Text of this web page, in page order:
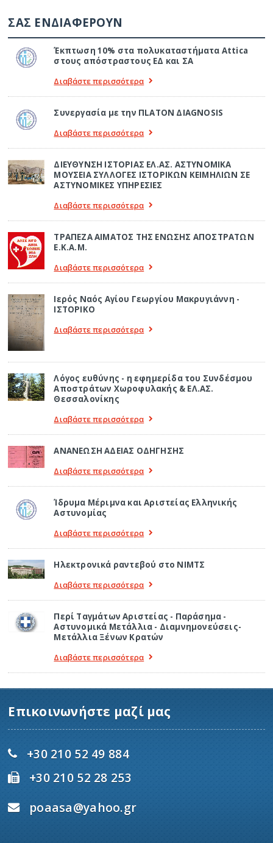
ΣΑΣ ΕΝΔΙΑΦΕΡΟΥΝ
Έκπτωση 10% στα πολυκαταστήματα Attica
στους απόστραστους ΕΔ και ΣΑ
Διαβάστε περισσότερα
Συνεργασία με την ΠLATON ΔIAGNOSIS
Διαβάστε περισσότερα
ΔΙΕΥΘΥΝΣΗ ΙΣΤΟΡΙΑΣ ΕΛ.ΑΣ. ΑΣΤΥΝΟΜΙΚΑ
ΜΟΥΣΕΙΑ ΣΥΛΛΟΓΕΣ ΙΣΤΟΡΙΚΩΝ ΚΕΙΜΗΛΙΩΝ ΣΕ
ΑΣΤΥΝΟΜΙΚΕΣ ΥΠΗΡΕΣΙΕΣ
Διαβάστε περισσότερα
ΤΡΑΠΕΖΑ ΑΙΜΑΤΟΣ ΤΗΣ ΕΝΩΣΗΣ ΑΠΟΣΤΡΑΤΩΝ
Ε.Κ.Α.Μ.
Διαβάστε περισσότερα
Ιερός Ναός Αγίου Γεωργίου Μακρυγιάννη -
ΙΣΤΟΡΙΚΟ
Διαβάστε περισσότερα
Λόγος ευθύνης - η εφημερίδα του Συνδέσμου
Αποστράτων Χωροφυλακής & ΕΛ.ΑΣ.
Θεσσαλονίκης
Διαβάστε περισσότερα
ΑΝΑΝΕΩΣΗ ΑΔΕΙΑΣ ΟΔΗΓΗΣΗΣ
Διαβάστε περισσότερα
Ίδρυμα Μέριμνα και Αριστείας Ελληνικής
Αστυνομίας
Διαβάστε περισσότερα
Ηλεκτρονικά ραντεβού στο ΝΙΜΤΣ
Διαβάστε περισσότερα
Περί Ταγμάτων Αριστείας - Παράσημα -
Αστυνομικά Μετάλλια - Διαμνημονεύσεις-
Μετάλλια Ξένων Κρατών
Διαβάστε περισσότερα
Επικοινωνήστε μαζί μας
+30 210 52 49 884
+30 210 52 28 253
poaasa@yahoo.gr